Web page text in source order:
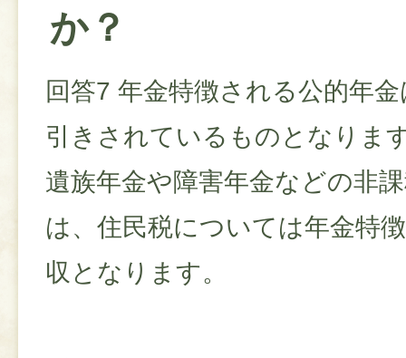
か？
回答7 年金特徴される公的年
引きされているものとなりま
遺族年金や障害年金などの非
は、住民税については年金特
収となります。